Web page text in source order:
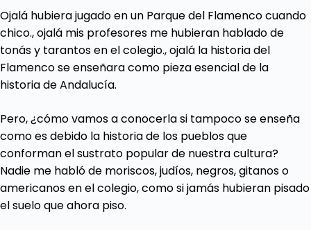
Ojalá hubiera jugado en un Parque del Flamenco cuando
chico., ojalá mis profesores me hubieran hablado de
tonás y tarantos en el colegio., ojalá la historia del
Flamenco se enseñara como pieza esencial de la
historia de Andalucía.
Pero, ¿cómo vamos a conocerla si tampoco se enseña
como es debido la historia de los pueblos que
conforman el sustrato popular de nuestra cultura?
Nadie me habló de moriscos, judíos, negros, gitanos o
americanos en el colegio, como si jamás hubieran pisado
el suelo que ahora piso.